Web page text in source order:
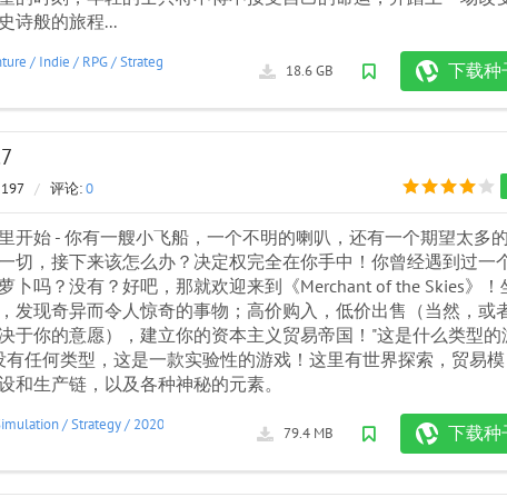
诗般的旅程...
下载种
18.6 GB
/ Indie / RPG/Strategy
/ 评论:0
开始 - 你有一艘小飞船，一个不明的喇叭，还有一个期望太多
切，接下来该怎么办？决定权完全在你手中！你曾经遇到过一
卜吗？没有？好吧，那就欢迎来到《Merchant of the Skies》！
发现奇异而令人惊奇的事物；高价购入，低价出售（当然，或
于你的意愿），建立你的资本主义贸易帝国！"这是什么类型的
有任何类型，这是一款实验性的游戏！这里有世界探索，贸易模
和生产链，以及各种神秘的元素。
下载种
79.4 MB
/Strategy/ 2020